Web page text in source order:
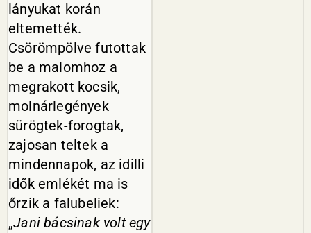
lányukat korán
eltemették.
Csörömpölve futottak
be a ma­lomhoz a
megrakott kocsik,
mol­nárlegények
sürögtek-forogtak,
zajosan teltek a
mindennapok, az idilli
idők emlékét ma is
őrzik a falubeliek:
„Jani bácsinak volt egy